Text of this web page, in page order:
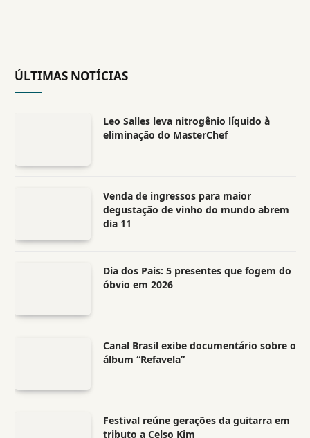
ÚLTIMAS NOTÍCIAS
Leo Salles leva nitrogênio líquido à
eliminação do MasterChef
Venda de ingressos para maior
degustação de vinho do mundo abrem
dia 11
Dia dos Pais: 5 presentes que fogem do
óbvio em 2026
Canal Brasil exibe documentário sobre o
álbum “Refavela”
Festival reúne gerações da guitarra em
tributo a Celso Kim